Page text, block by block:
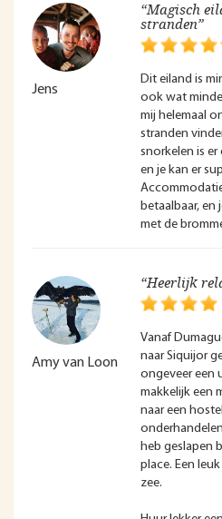
Jens
“Magisch
stranden”
Dit eiland is
ook wat
mij helemaal
stranden
snorkelen is
en je kan er
betaalbaar, en
met de
Amy van Loon
“Heerlijk
Vanaf
naar Siquijor
ongeveer een
makkelijk een
naar een
heb geslapen
place. Een
zee.